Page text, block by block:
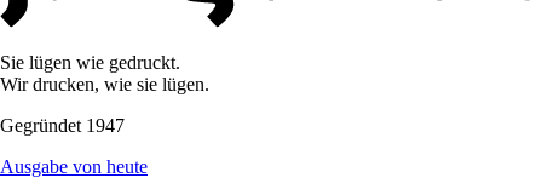
Sie lügen wie gedruckt.
Wir drucken, wie sie lügen.
Gegründet 1947
Ausgabe von heute